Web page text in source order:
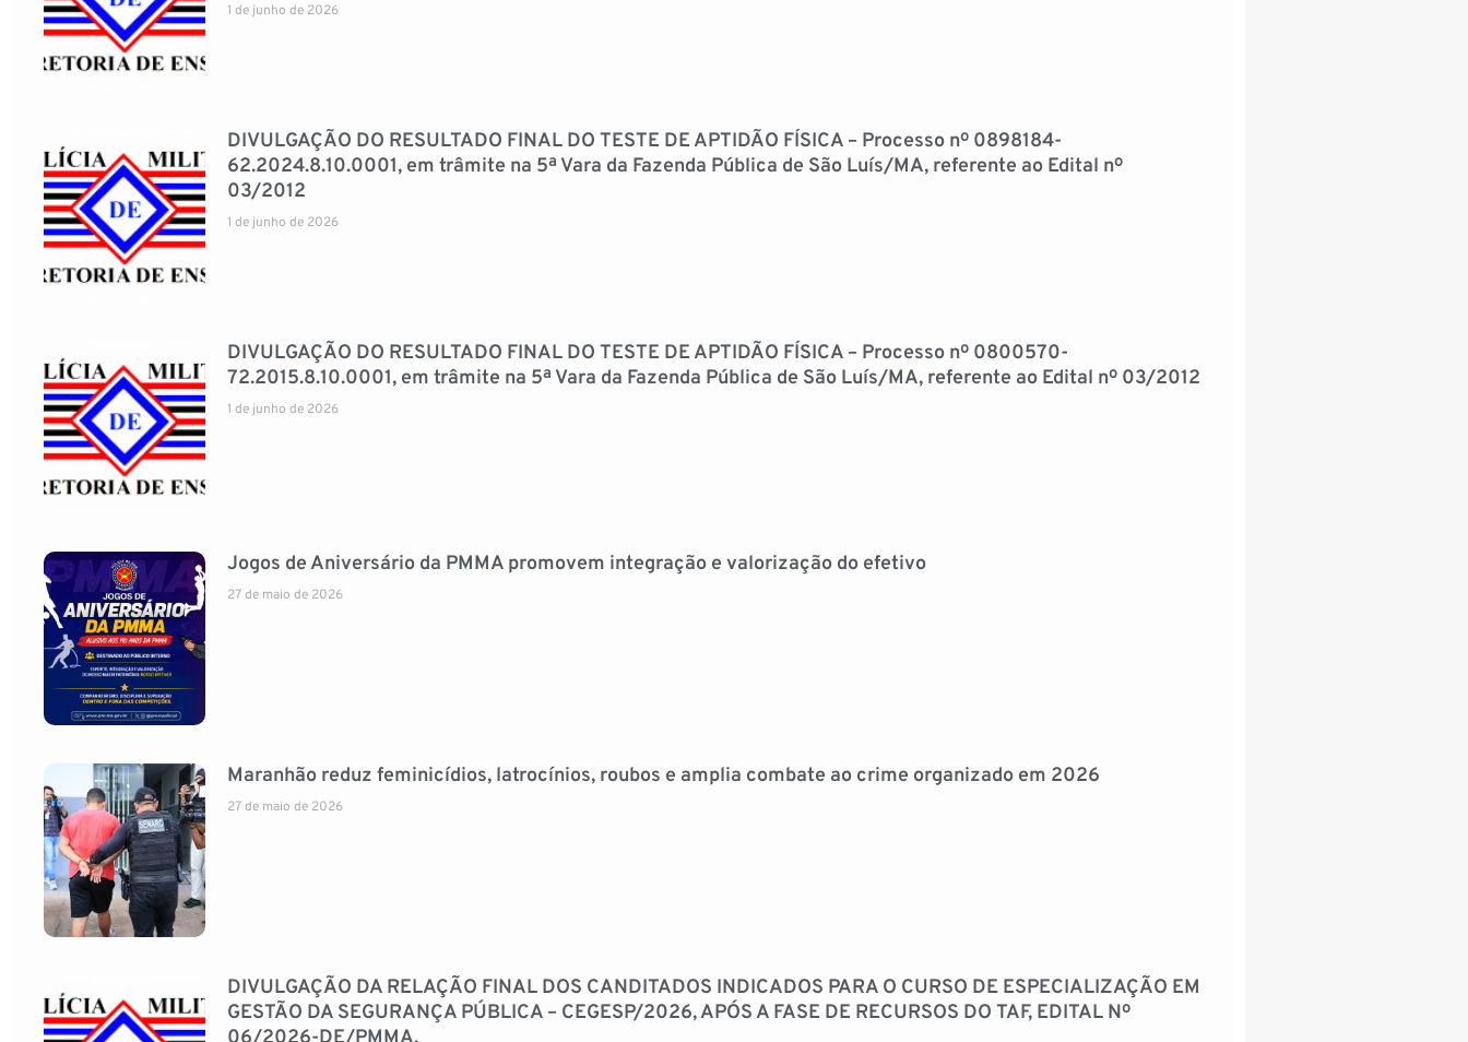
1 de junho de 2026
DIVULGAÇÃO DO RESULTADO FINAL DO TESTE DE APTIDÃO FÍSICA – Processo nº 0898184-
62.2024.8.10.0001, em trâmite na 5ª Vara da Fazenda Pública de São Luís/MA, referente ao Edital nº
03/2012
1 de junho de 2026
DIVULGAÇÃO DO RESULTADO FINAL DO TESTE DE APTIDÃO FÍSICA – Processo nº 0800570-
72.2015.8.10.0001, em trâmite na 5ª Vara da Fazenda Pública de São Luís/MA, referente ao Edital nº 03/2012
1 de junho de 2026
Jogos de Aniversário da PMMA promovem integração e valorização do efetivo
27 de maio de 2026
Maranhão reduz feminicídios, latrocínios, roubos e amplia combate ao crime organizado em 2026
27 de maio de 2026
DIVULGAÇÃO DA RELAÇÃO FINAL DOS CANDITADOS INDICADOS PARA O CURSO DE ESPECIALIZAÇÃO EM
GESTÃO DA SEGURANÇA PÚBLICA – CEGESP/2026, APÓS A FASE DE RECURSOS DO TAF, EDITAL Nº